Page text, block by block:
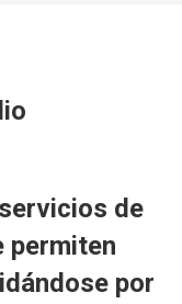
de
permiten
por